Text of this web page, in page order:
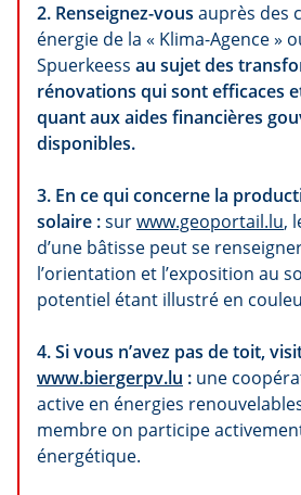
2. Renseignez-vous auprès des
énergie de la « Klima-Agence »
Spuerkeess au sujet des
rénovations qui sont efficaces
quant aux aides financières
disponibles.
3. En ce qui concerne la
solaire :surwww.geoportail.lu,
d’une bâtisse peut se
l’orientation et l’exposition au
potentiel étant illustré en
4. Si vous n’avez pas de toit,
www.biergerpv.lu : une
active en énergies
membre on participe
énergétique.